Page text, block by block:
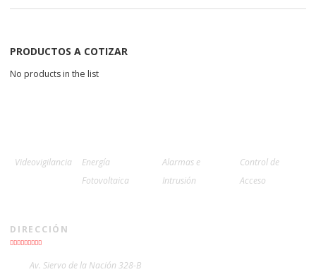
PRODUCTOS A COTIZAR
No products in the list
Videovigilancia
Energía
Fotovoltaica
Alarmas e
Intrusión
Control de
Acceso
DIRECCIÓN
Av. Siervo de la Nación 328-B